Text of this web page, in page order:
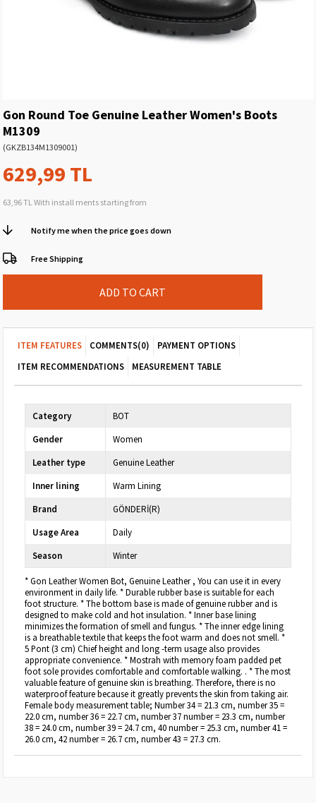
Gon Round Toe Genuine Leather Women's Boots
M1309
(GKZB134M1309001)
629,99 TL
63,96 TL With install ments starting from
Notify me when the price goes down
Free Shipping
ITEM FEATURES COMMENTS(0)
PAYMENT OPTIONS
ITEM RECOMMENDATIONS
MEASUREMENT TABLE
Category
BOT
Gender
Women
Leather type
Genuine Leather
Inner lining
Warm Lining
Brand
GÖNDERİ(R)
Usage Area
Daily
Season
Winter
* Gon Leather Women Bot, Genuine Leather , You can use it in every
environment in daily life. * Durable rubber base is suitable for each
foot structure. * The bottom base is made of genuine rubber and is
designed to make cold and hot insulation. * Inner base lining
minimizes the formation of smell and fungus. * The inner edge lining
is a breathable textile that keeps the foot warm and does not smell. *
5 Pont (3 cm) Chief height and long -term usage also provides
appropriate convenience. * Mostrah with memory foam padded pet
foot sole provides comfortable and comfortable walking. . * The most
valuable feature of genuine skin is breathing. Therefore, there is no
waterproof feature because it greatly prevents the skin from taking air.
Female body measurement table; Number 34 = 21.3 cm, number 35 =
22.0 cm, number 36 = 22.7 cm, number 37 number = 23.3 cm, number
38 = 24.0 cm, number 39 = 24.7 cm, 40 number = 25.3 cm, number 41 =
26.0 cm, 42 number = 26.7 cm, number 43 = 27.3 cm.